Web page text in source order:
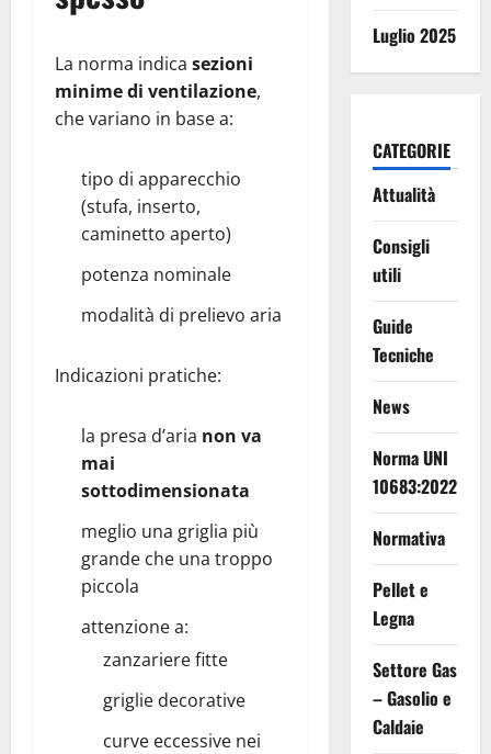
La norma indica sezioni
minime di ventilazione,
che variano in base a:
tipo di apparecchio
(stufa, inserto,
caminetto aperto)
potenza nominale
modalità di prelievo aria
Indicazioni pratiche:
la presa d’aria non va
mai
sottodimensionata
meglio una griglia più
grande che una troppo
piccola
attenzione a:
zanzariere fitte
griglie decorative
curve eccessive nei
Luglio 2025
CATEGORIE
Attualità
Consigli
utili
Guide
Tecniche
News
Norma UNI
10683:2022
Normativa
Pellet e
Legna
Settore Gas
– Gasolio e
Caldaie